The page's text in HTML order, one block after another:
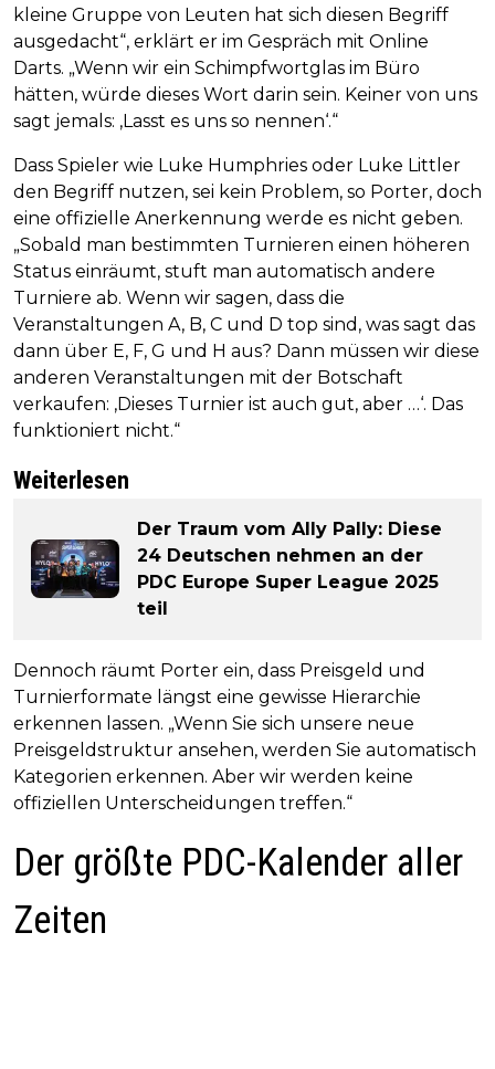
kleine Gruppe von Leuten hat sich diesen Begriff
ausgedacht“, erklärt er im Gespräch mit Online
Darts. „Wenn wir ein Schimpfwortglas im Büro
hätten, würde dieses Wort darin sein. Keiner von uns
sagt jemals: ‚Lasst es uns so nennen‘.“
Dass Spieler wie Luke Humphries oder Luke Littler
den Begriff nutzen, sei kein Problem, so Porter, doch
eine offizielle Anerkennung werde es nicht geben.
„Sobald man bestimmten Turnieren einen höheren
Status einräumt, stuft man automatisch andere
Turniere ab. Wenn wir sagen, dass die
Veranstaltungen A, B, C und D top sind, was sagt das
dann über E, F, G und H aus? Dann müssen wir diese
anderen Veranstaltungen mit der Botschaft
verkaufen: ‚Dieses Turnier ist auch gut, aber …‘. Das
funktioniert nicht.“
Weiterlesen
Der Traum vom Ally Pally: Diese
24 Deutschen nehmen an der
PDC Europe Super League 2025
teil
Dennoch räumt Porter ein, dass Preisgeld und
Turnierformate längst eine gewisse Hierarchie
erkennen lassen. „Wenn Sie sich unsere neue
Preisgeldstruktur ansehen, werden Sie automatisch
Kategorien erkennen. Aber wir werden keine
offiziellen Unterscheidungen treffen.“
Der größte PDC-Kalender aller
Zeiten